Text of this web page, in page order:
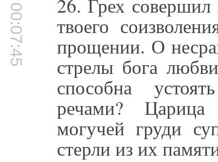
00:07:45 26. Грех совершил
твоего
прощении. О
стрелы бога
способна
речами?
могучей груди
стерли из их